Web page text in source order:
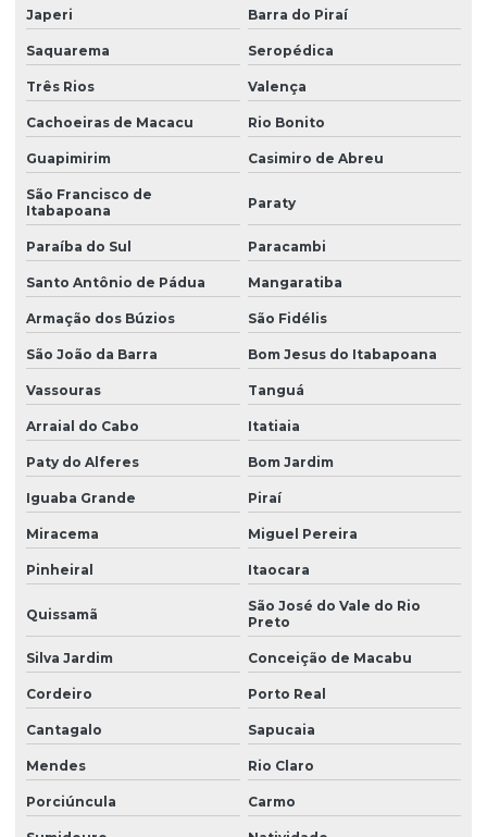
Japeri Barra do Piraí
Saquarema Seropédica
Três Rios Valença
Cachoeiras de Macacu Rio Bonito
Guapimirim Casimiro de Abreu
São Francisco de
Itabapoana
Paraty
Paraíba do Sul Paracambi
Santo Antônio de Pádua Mangaratiba
Armação dos Búzios São Fidélis
São João da Barra Bom Jesus do Itabapoana
Vassouras Tanguá
Arraial do Cabo Itatiaia
Paty do Alferes Bom Jardim
Iguaba Grande Piraí
Miracema Miguel Pereira
Pinheiral Itaocara
Quissamã
São José do Vale do Rio
Preto
Silva Jardim Conceição de Macabu
Cordeiro Porto Real
Cantagalo Sapucaia
Mendes Rio Claro
Porciúncula Carmo